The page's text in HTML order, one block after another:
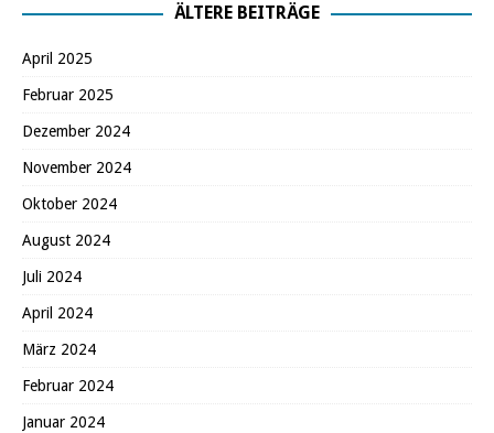
ÄLTERE BEITRÄGE
April 2025
Februar 2025
Dezember 2024
November 2024
Oktober 2024
August 2024
Juli 2024
April 2024
März 2024
Februar 2024
Januar 2024